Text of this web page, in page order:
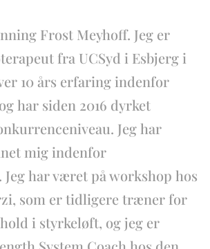
Frost Meyhoff. Jeg er
fra UCSyd i Esbjerg i
10 års erfaring indenfor
har siden 2016 dyrket
Jeg har
mig indenfor
har været på workshop hos
som er tidligere træner for
i styrkeløft, og jeg er